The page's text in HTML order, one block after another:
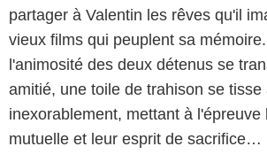
partager à Valentin les rêves qu'il
vieux films qui peuplent sa
l'animosité des deux détenus se
amitié, une toile de trahison se tisse
inexorablement, mettant à l'épreuve
mutuelle et leur esprit de sacrifice…
Capture d'écran YouTube